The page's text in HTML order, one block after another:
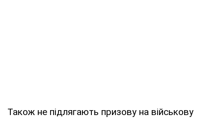
Також не підлягають призову на військову